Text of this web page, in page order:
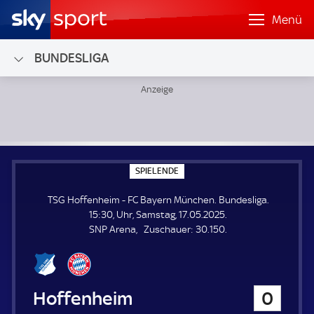
Menü
BUNDESLIGA
SPIELENDE
P
E
L
E
N
TSG Hoffenheim - FC Bayern München. Bundesliga.
15:30, Uhr, Samstag, 17.05.2025.
SNP Arena
Zuschauer: Z
30.150.
TSG Hoffenheim
0